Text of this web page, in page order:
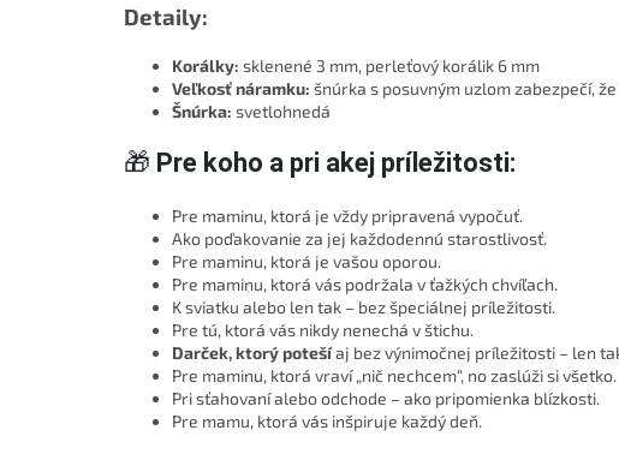
Detaily:
Korálky: sklenené 3 mm, perleťový korálik 6 mm
Veľkosť náramku: šnúrka s posuvným uzlom zabezpečí,
Šnúrka: svetlohnedá
🎁 Pre koho a pri akej príležitosti:
Pre maminu, ktorá je vždy pripravená vypočuť.
Ako poďakovanie za jej každodennú starostlivosť.
Pre maminu, ktorá je vašou oporou.
Pre maminu, ktorá vás podržala v ťažkých chvíľach.
K sviatku alebo len tak – bez špeciálnej príležitosti.
Pre tú, ktorá vás nikdy nenechá v štichu.
Darček, ktorý potešíaj bez výnimočnej príležitosti – len
Pre maminu, ktorá vraví „nič nechcem“, no zaslúži si všetko.
Pri sťahovaní alebo odchode – ako pripomienka blízkosti.
Pre mamu, ktorá vás inšpiruje každý deň.